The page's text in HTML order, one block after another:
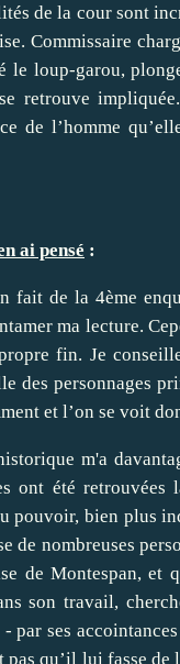
de la cour sont
Commissaire
le loup-garou,
retrouve
de l’homme
ai pensé :
fait de la 4ème
ma lecture.
fin. Je
des personnages
et l’on se voit
m'a
ont été retrouvées
pouvoir, bien plus
de nombreuses
de Montespan, et
son travail,
par ses
pas qu’il lui fasse de